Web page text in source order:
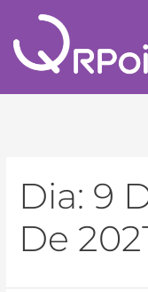
Dia: 9
De